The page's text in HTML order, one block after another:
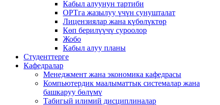
Кабыл алуунун тартиби
ОРТга жазылуу үчүн сунушталат
Лицензиялар жана күбөлүктөр
Көп берилүүчү суроолор
Жобо
Кабыл алуу планы
Студенттерге
Кафедралар
Менеджмент жана экономика кафедрасы
Компьютердик маалыматтык системалар жана
башкаруу бөлүмү
Табигый илимий дисциплиналар